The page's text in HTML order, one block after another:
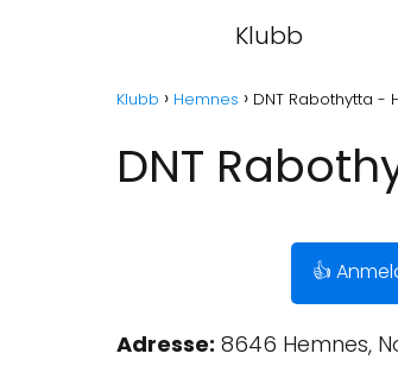
Klubb
Klubb Hemnes DNT Rabothytta -
DNT
👍
Adresse: 8646 Hemnes,